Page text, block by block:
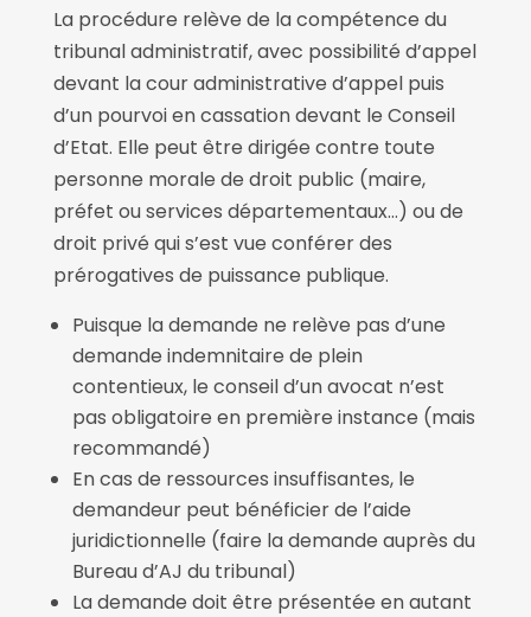
La procédure relève de la compétence du
tribunal administratif, avec possibilité d’appel
devant la cour administrative d’appel puis
d’un pourvoi en cassation devant le Conseil
d’Etat. Elle peut être dirigée contre toute
personne morale de droit public (maire,
préfet ou services départementaux…) ou de
droit privé qui s’est vue conférer des
prérogatives de puissance publique.
Puisque la demande ne relève pas d’une
demande indemnitaire de plein
contentieux, le conseil d’un avocat n’est
pas obligatoire en première instance (mais
recommandé)
En cas de ressources insuffisantes, le
demandeur peut bénéficier de l’aide
juridictionnelle (faire la demande auprès du
Bureau d’AJ du tribunal)
La demande doit être présentée en autant